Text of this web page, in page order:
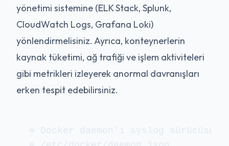
yönetimi sistemine (ELK Stack, Splunk,
CloudWatch Logs, Grafana Loki)
yönlendirmelisiniz. Ayrıca, konteynerlerin
kaynak tüketimi, ağ trafiği ve işlem aktiviteleri
gibi metrikleri izleyerek anormal davranışları
erken tespit edebilirsiniz.